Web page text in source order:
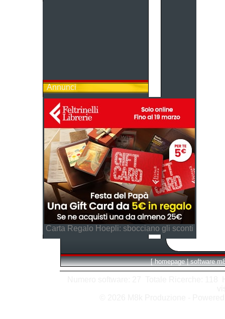
Annunci
Carta Regalo Hoepli: sbocciano gli sconti
[ homepage | software